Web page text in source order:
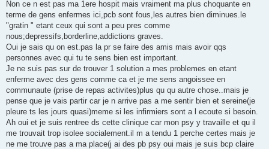
Non ce n est pas ma 1ere hospit mais vraiment ma plus choquante en
terme de gens enfermes ici,pcb sont fous,les autres bien diminues.le
"gratin " etant ceux qui sont a peu pres comme
nous;depressifs,borderline,addictions graves.
Oui je sais qu on est.pas la pr se faire des amis mais avoir qqs
personnes avec qui tu te sens bien est important.
Je ne suis pas sur de trouver 1 solution a mes problemes en etant
enferme avec des gens comme ca et je me sens angoissee en
communaute (prise de repas activites)plus qu qu autre chose..mais je
pense que je vais partir car je n arrive pas a me sentir bien et sereine(je
pleure ts les jours quasi)meme si les infirmiers sont a l ecoute si besoin.
Ah oui et je suis rentree ds cette clinique car mon psy y travaille et qu il
me trouvait trop isolee socialement.il m a tendu 1 perche certes mais je
ne me trouve pas a ma place(j ai des pb psy oui mais je suis bcp claire